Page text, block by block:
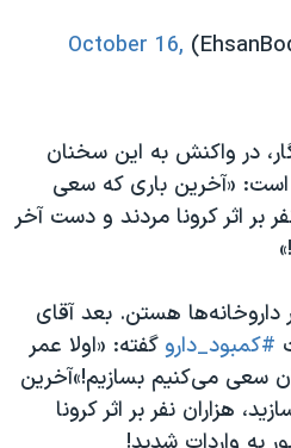
October 16,
در واکنش به این سخنان
«آخرین باری که سعی
بر اثر کرونا مردند و دست آخر
هستن. بعد آقای
#کمبود_دارو گفته: «اولا عمر
سعی می‌کنیم بسازیم!»آخرین
هزاران نفر بر اثر کرونا